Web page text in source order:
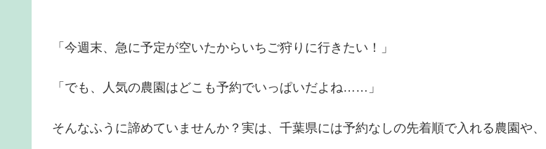
「今週末、急に予定が空いたからいちご狩りに行きたい！」
「でも、人気の農園はどこも予約でいっぱいだよね……」
そんなふうに諦めていませんか？実は、千葉県には予約なしの先着順で入れる農園や、